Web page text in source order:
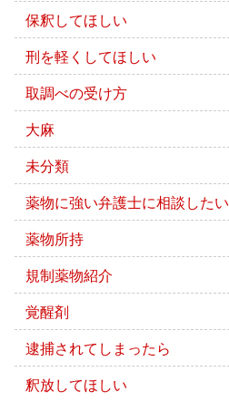
保釈してほしい
刑を軽くしてほしい
取調べの受け方
大麻
未分類
薬物に強い弁護士に相談したい
薬物所持
規制薬物紹介
覚醒剤
逮捕されてしまったら
釈放してほしい